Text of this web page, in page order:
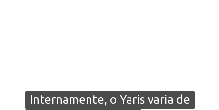
Internamente, o Yaris varia de
Internamente, o Yaris varia de